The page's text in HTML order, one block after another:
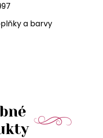
a barvy